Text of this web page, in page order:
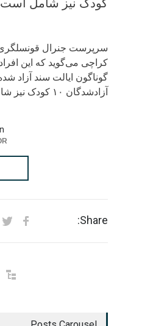
کودک نیز شامل
سرپرست جنرال قونسلگری
کراچی می‌گوید که این
گوناگون ایالت سند آزاد
آزادشدگان ۱۰ کودک نیز شامل است.
Share: